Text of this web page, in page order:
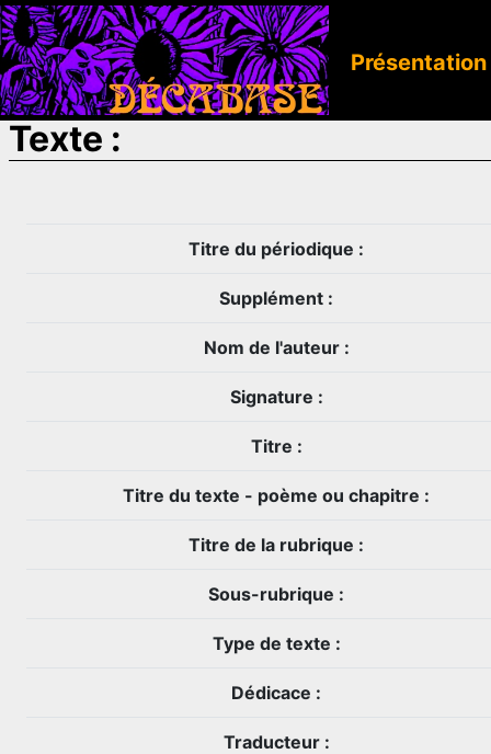
Présentation
Texte :
Titre du périodique :
Supplément :
Nom de l'auteur :
Signature :
Titre :
Titre du texte - poème ou chapitre :
Titre de la rubrique :
Sous-rubrique :
Type de texte :
Dédicace :
Traducteur :